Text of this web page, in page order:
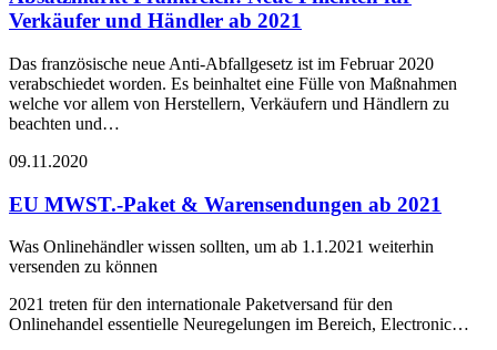
Verkäufer und Händler ab 2021
Das französische neue Anti-Abfallgesetz ist im Februar 2020
verabschiedet worden. Es beinhaltet eine Fülle von Maßnahmen
welche vor allem von Herstellern, Verkäufern und Händlern zu
beachten und…
09.11.2020
EU MWST.-Paket & Warensendungen ab 2021
Was Onlinehändler wissen sollten, um ab 1.1.2021 weiterhin
versenden zu können
2021 treten für den internationale Paketversand für den
Onlinehandel essentielle Neuregelungen im Bereich, Electronic…